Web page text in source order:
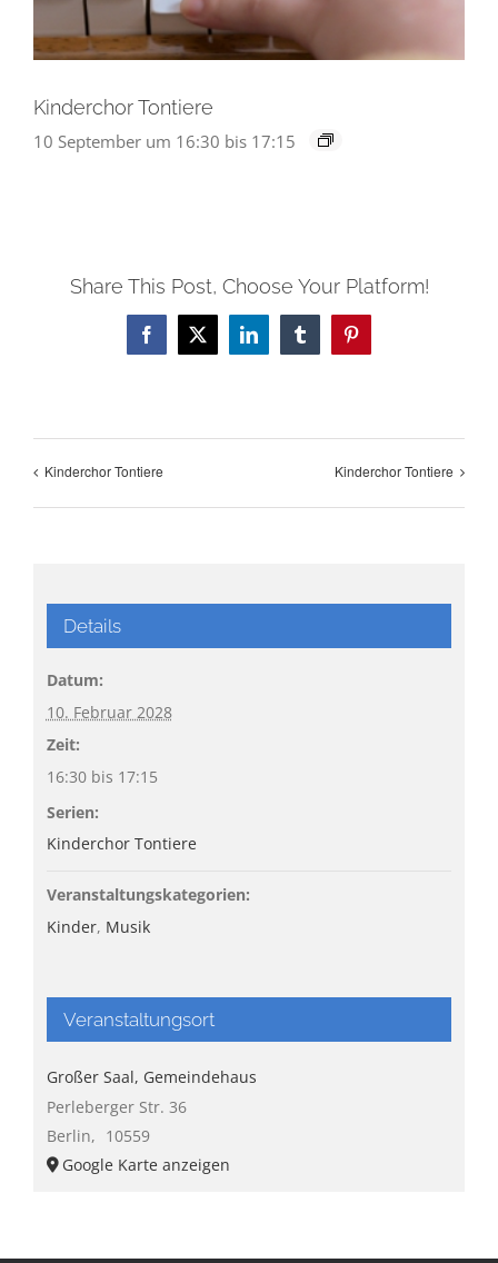
Kinderchor Tontiere
10 September um 16:30 bis 17:15
Share This Post, Choose Your Platform!
Facebook
X LinkedInTumblrPinterest
Kinderchor Tontiere Kinderchor Tontiere
Details
Datum:
10. Februar 2028
Zeit:
16:30 bis 17:15
Serien:
Kinderchor Tontiere
Veranstaltungskategorien:
Kinder, Musik
Veranstaltungsort
Großer Saal, Gemeindehaus
Perleberger Str. 36
Berlin, 10559
Google Karte anzeigen